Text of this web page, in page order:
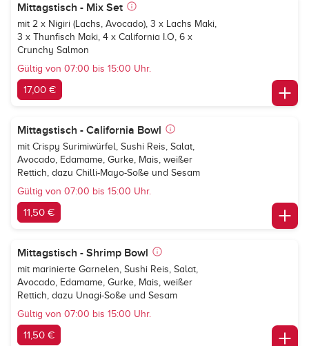
Mittagstisch - Mix Set
mit 2 x Nigiri (Lachs, Avocado), 3 x Lachs Maki,
3 x Thunfisch Maki, 4 x California I.O, 6 x
Crunchy Salmon
Gültig von 07:00 bis 15:00 Uhr.
17,00 €
Mittagstisch - California Bowl
mit Crispy Surimiwürfel, Sushi Reis, Salat,
Avocado, Edamame, Gurke, Mais, weißer
Rettich, dazu Chilli-Mayo-Soße und Sesam
Gültig von 07:00 bis 15:00 Uhr.
11,50 €
Mittagstisch - Shrimp Bowl
mit marinierte Garnelen, Sushi Reis, Salat,
Avocado, Edamame, Gurke, Mais, weißer
Rettich, dazu Unagi-Soße und Sesam
Gültig von 07:00 bis 15:00 Uhr.
11,50 €